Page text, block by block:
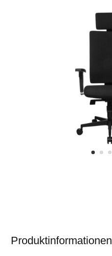
Produktinformationen